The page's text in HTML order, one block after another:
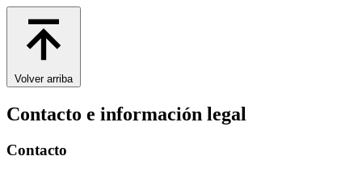
Volver arriba
Contacto e información legal
Contacto